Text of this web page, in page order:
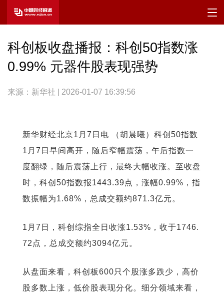
科创板收盘播报：科创50指数涨
0.99% 元器件股表现强势
来源：新华社 | 2026-01-07 16:39:56
新华财经北京1月7日电 （胡晨曦）科创50指数
1月7日早间高开，随后窄幅震荡，午后指数一
度翻绿，随后震荡上行，最终大幅收涨。至收盘
时，科创50指数报1443.39点，涨幅0.99%，指
数振幅为1.68%，总成交额约871.3亿元。
1月7日，科创综指全日收涨1.53%，收于1746.
72点，总成交额约3094亿元。
从盘面来看，科创板600只个股涨多跌少，高价
股多数上涨，低价股表现分化。细分领域来看，